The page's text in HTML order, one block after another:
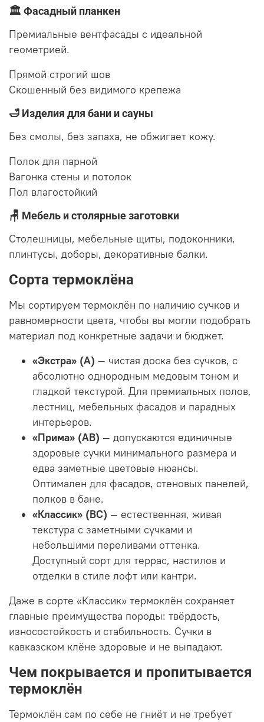
🏛 Фасадный планкен
Премиальные вентфасады с идеальной
геометрией.
Прямой строгий шов
Скошенный без видимого крепежа
🛁 Изделия для бани и сауны
Без смолы, без запаха, не обжигает кожу.
Полок для парной
Вагонка стены и потолок
Пол влагостойкий
🪑 Мебель и столярные заготовки
Столешницы, мебельные щиты, подоконники,
плинтусы, доборы, декоративные балки.
Сорта термоклёна
Мы сортируем термоклён по наличию сучков и
равномерности цвета, чтобы вы могли подобрать
материал под конкретные задачи и бюджет.
«Экстра» (А) — чистая доска без сучков, с
абсолютно однородным медовым тоном и
гладкой текстурой. Для премиальных полов,
лестниц, мебельных фасадов и парадных
интерьеров.
«Прима» (АВ) — допускаются единичные
здоровые сучки минимального размера и
едва заметные цветовые нюансы.
Оптимален для фасадов, стеновых панелей,
полков в бане.
«Классик» (ВС) — естественная, живая
текстура с заметными сучками и
небольшими переливами оттенка.
Доступный сорт для террас, настилов и
отделки в стиле лофт или кантри.
Даже в сорте «Классик» термоклён сохраняет
главные преимущества породы: твёрдость,
износостойкость и стабильность. Сучки в
кавказском клёне здоровые и не выпадают.
Чем покрывается и пропитывается
термоклён
Термоклён сам по себе не гниёт и не требует